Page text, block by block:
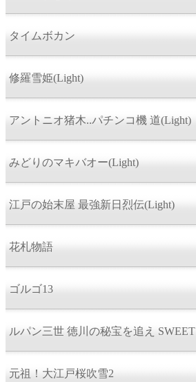
タイムボカン
修羅雪姫(Light)
アントニオ猪木..パチンコ機 道(Light)
みどりのマキバオー(Light)
江戸の始末屋 最強新日烈伝(Light)
花札物語
ゴルゴ13
ルパン三世 徳川の秘宝を追え SWEET
元祖！大江戸桜吹雪2